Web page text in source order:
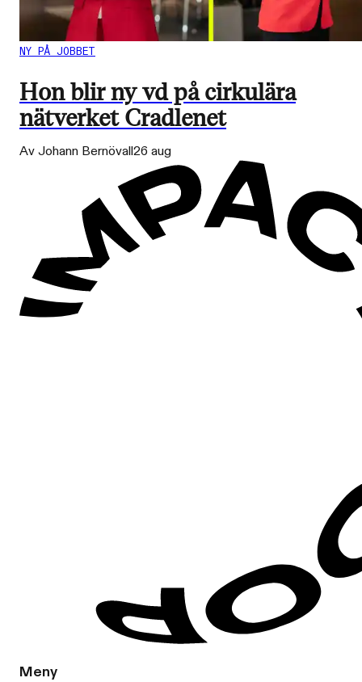
NY PÅ JOBBET
Hon blir ny vd på cirkulära
nätverket Cradlenet
Av Johann Bernövall26 aug
Meny